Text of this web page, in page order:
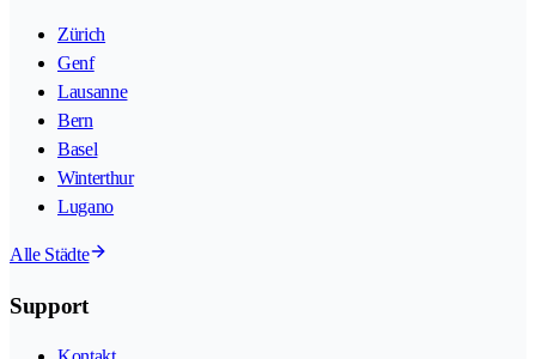
Zürich
Genf
Lausanne
Bern
Basel
Winterthur
Lugano
Alle Städte
Support